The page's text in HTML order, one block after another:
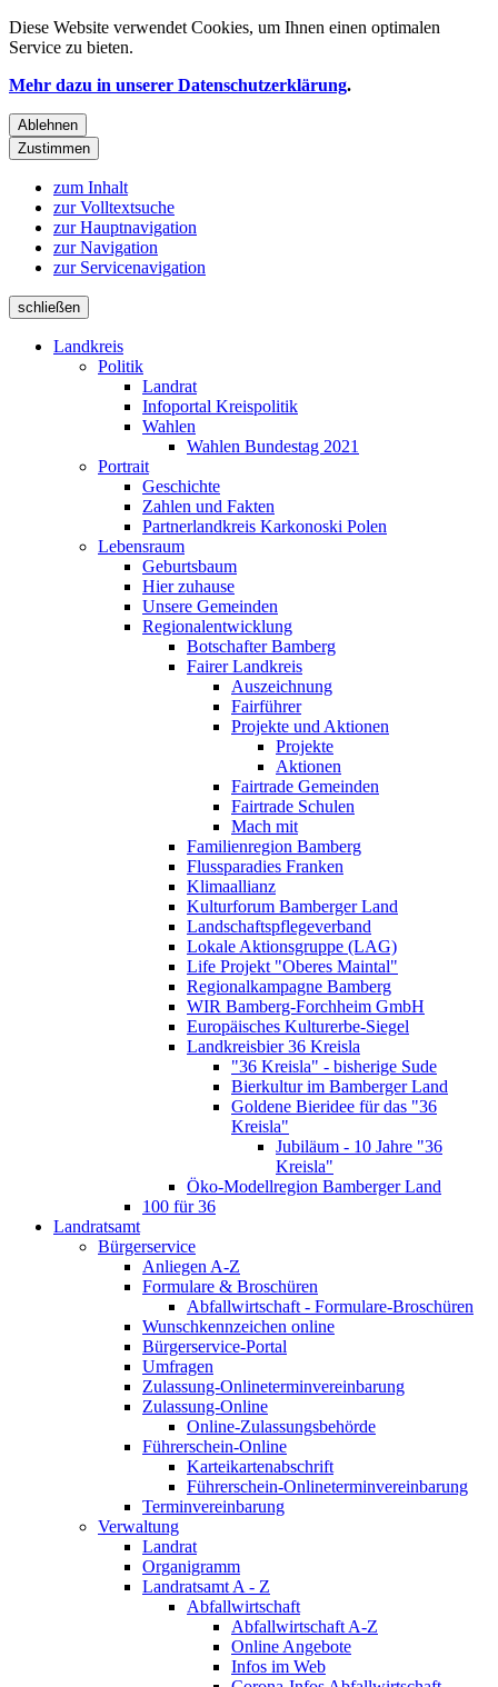
Diese Website verwendet Cookies, um Ihnen einen optimalen
Service zu bieten.
Mehr dazu in unserer Datenschutzerklärung.
Ablehnen
Zustimmen
zum Inhalt
zur Volltextsuche
zur Hauptnavigation
zur Navigation
zur Servicenavigation
schließen
Landkreis
Politik
Landrat
Infoportal Kreispolitik
Wahlen
Wahlen Bundestag 2021
Portrait
Geschichte
Zahlen und Fakten
Partnerlandkreis Karkonoski Polen
Lebensraum
Geburtsbaum
Hier zuhause
Unsere Gemeinden
Regionalentwicklung
Botschafter Bamberg
Fairer Landkreis
Auszeichnung
Fairführer
Projekte und Aktionen
Projekte
Aktionen
Fairtrade Gemeinden
Fairtrade Schulen
Mach mit
Familienregion Bamberg
Flussparadies Franken
Klimaallianz
Kulturforum Bamberger Land
Landschaftspflegeverband
Lokale Aktionsgruppe (LAG)
Life Projekt "Oberes Maintal"
Regionalkampagne Bamberg
WIR Bamberg-Forchheim GmbH
Europäisches Kulturerbe-Siegel
Landkreisbier 36 Kreisla
"36 Kreisla" - bisherige Sude
Bierkultur im Bamberger Land
Goldene Bieridee für das "36
Kreisla"
Jubiläum - 10 Jahre "36
Kreisla"
Öko-Modellregion Bamberger Land
100 für 36
Landratsamt
Bürgerservice
Anliegen A-Z
Formulare & Broschüren
Abfallwirtschaft - Formulare-Broschüren
Wunschkennzeichen online
Bürgerservice-Portal
Umfragen
Zulassung-Onlineterminvereinbarung
Zulassung-Online
Online-Zulassungsbehörde
Führerschein-Online
Karteikartenabschrift
Führerschein-Onlineterminvereinbarung
Terminvereinbarung
Verwaltung
Landrat
Organigramm
Landratsamt A - Z
Abfallwirtschaft
Abfallwirtschaft A-Z
Online Angebote
Infos im Web